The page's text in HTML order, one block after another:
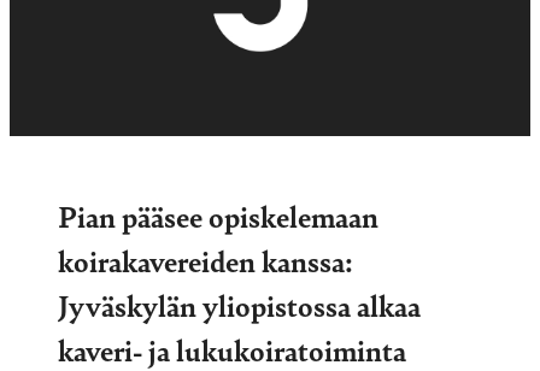
Pian pääsee opiskelemaan
koirakavereiden kanssa:
Jyväskylän yliopistossa alkaa
kaveri- ja lukukoiratoiminta